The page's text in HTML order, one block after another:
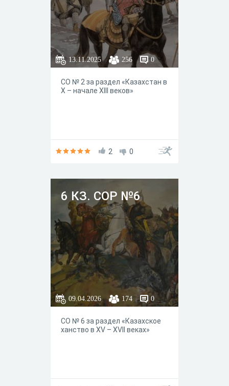
13.11.2025 256 0
СО № 2 за раздел «Казахстан в
X – начале XІІІ веков»
2 0
6 КЗ. СОР №6
09.04.2026 174 0
СО № 6 за раздел «Казахское
ханство в XV – XVII веках»